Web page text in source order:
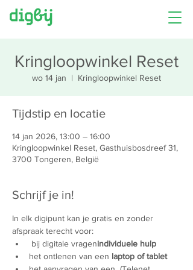
Kringloopwinkel Reset
wo 14 jan
  |
Kringloopwinkel Reset
Tijdstip en locatie
14 jan 2026, 13:00 – 16:00
Kringloopwinkel Reset, Gasthuisbosdreef 31,
3700 Tongeren, België
Schrijf je in!
In elk digipunt kan je gratis en zonder
afspraak terecht voor:
bij digitale vragenindividuele hulp
het ontlenen van een laptop of tablet